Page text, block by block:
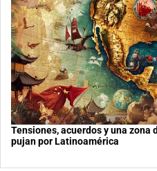
Tensiones, acuerdos y una zona
pujan por Latinoamérica